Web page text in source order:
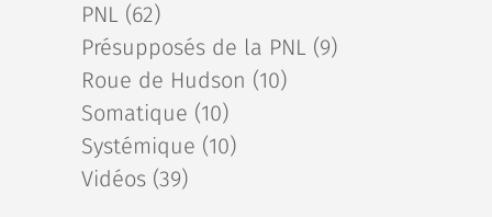
PNL (62)
Présupposés de la PNL (9)
Roue de Hudson (10)
Somatique (10)
Systémique (10)
Vidéos (39)